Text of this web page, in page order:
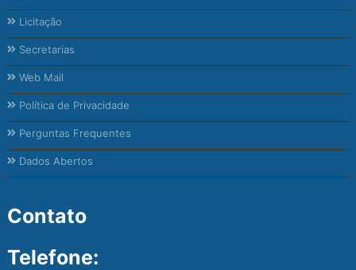
Licitação
Secretarias
Web Mail
Política de Privacidade
Perguntas Frequentes
Dados Abertos
Contato
Telefone: